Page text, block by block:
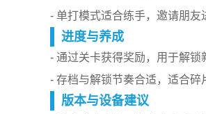
- 单打模式适合练手，邀请朋友
进度与养成
- 通过关卡获得奖励，用于解锁
- 存档与解锁节奏合适，适合碎
版本与设备建议